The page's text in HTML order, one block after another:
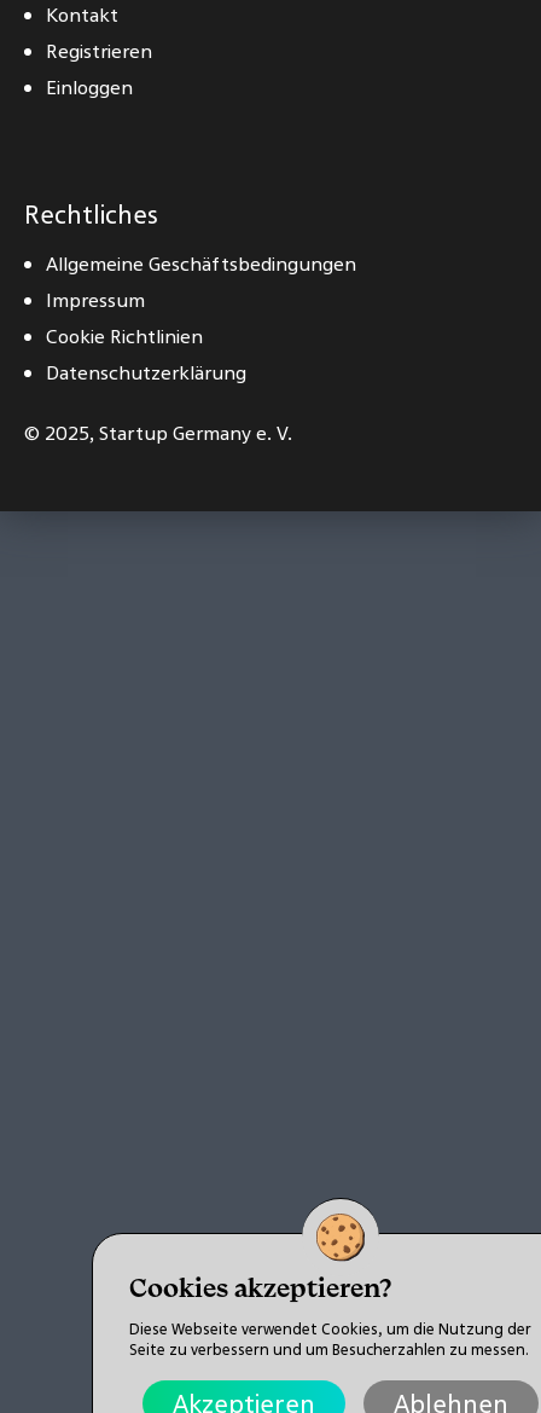
Kontakt
Registrieren
Einloggen
Rechtliches
Allgemeine Geschäftsbedingungen
Impressum
Cookie Richtlinien
Datenschutzerklärung
© 2025,Startup Germany e. V.
Cookies akzeptieren?
Diese Webseite verwendet Cookies, um die Nutzung der
Seite zu verbessern und um Besucherzahlen zu messen.
Akzeptieren Ablehnen